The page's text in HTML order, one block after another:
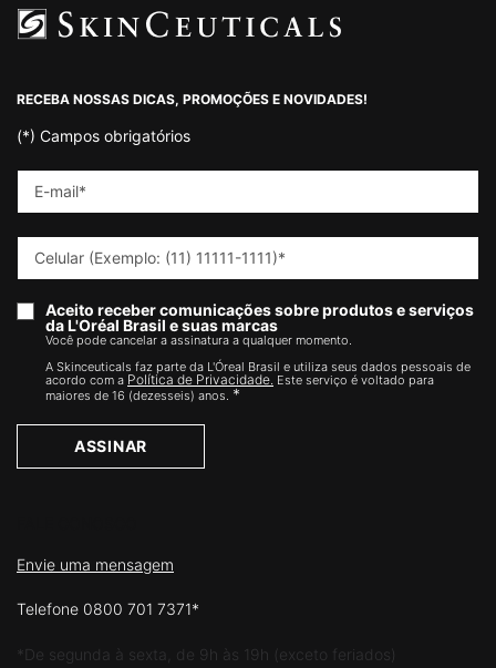
RECEBA NOSSAS DICAS, PROMOÇÕES E NOVIDADES!
(*) Campos obrigatórios
E-mail*
Celular (Exemplo: (11) 11111-1111)*
Aceito receber comunicações sobre produtos e serviços
da L'Oréal Brasil e suas marcas
Você pode cancelar a assinatura a qualquer momento.​
A Skinceuticals faz parte da L'Óreal Brasil e utiliza seus dados pessoais de
acordo com a Política de Privacidade. Este serviço é voltado para
maiores de 16 (dezesseis) anos. *
ASSINAR
Envie uma mensagem
Telefone 0800 701 7371*
*De segunda à sexta, de 9h às 19h (exceto feriados)